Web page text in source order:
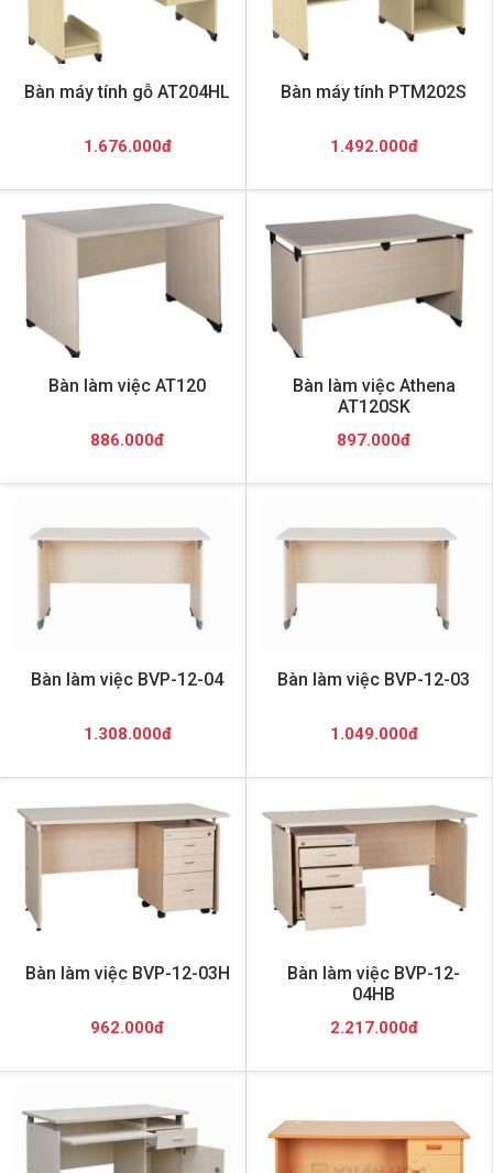
Bàn máy tính gỗ AT204HL
1.676.000đ
Bàn máy tính PTM202S
1.492.000đ
Bàn làm việc AT120
886.000đ
Bàn làm việc Athena
AT120SK
897.000đ
Bàn làm việc BVP-12-04
1.308.000đ
Bàn làm việc BVP-12-03
1.049.000đ
Bàn làm việc BVP-12-03H
962.000đ
Bàn làm việc BVP-12-
04HB
2.217.000đ